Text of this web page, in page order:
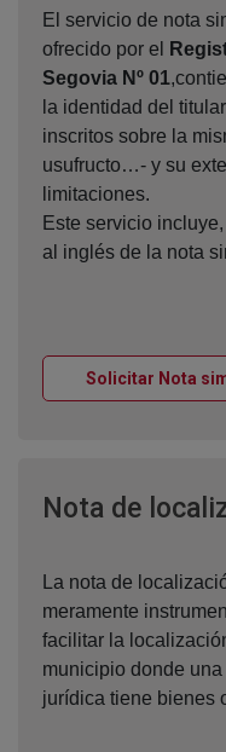
El servicio de nota
ofrecido por el
Segovia Nº 01
la identidad del
inscritos sobre la
usufructo…- y su
limitaciones.
Este servicio
al inglés de la nota
Solicitar Nota
Nota de
La nota de
meramente
facilitar la
municipio donde
jurídica tiene bienes